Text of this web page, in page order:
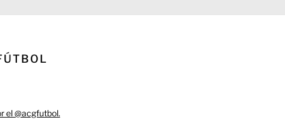
el @acgfutbol.